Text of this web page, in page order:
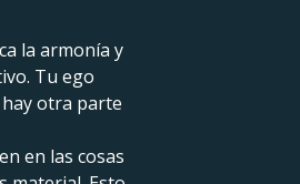
la armonía y
Tu ego
otra parte
en las cosas